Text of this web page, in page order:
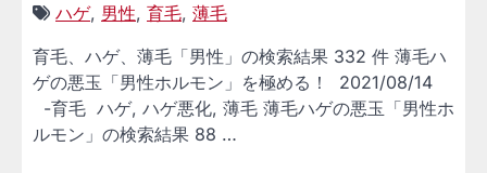
ハゲ, 男性, 育毛, 薄毛
育毛、ハゲ、薄毛「男性」の検索結果 332 件 薄毛ハ
ゲの悪玉「男性ホルモン」を極める！ 2021/08/14
-育毛 ハゲ, ハゲ悪化, 薄毛 薄毛ハゲの悪玉「男性ホ
ルモン」の検索結果 88 …